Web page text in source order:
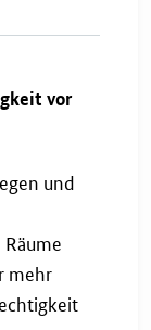
vor
und
mehr